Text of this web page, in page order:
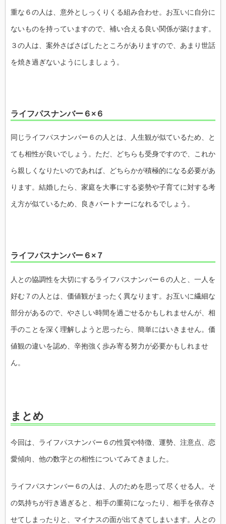
重な６の人は、意外としっくりくる組み合わせ。お互いに自分に
ないものを持っていますので、補い合える良い関係が築けます。
３の人は、案外さばさばしたところがありますので、あまり世話
を焼き過ぎないようにしましょう。
ライフパスナンバー６×６
同じライフパスナンバー６の人とは、人生観が似ているため、と
ても相性が良いでしょう。ただ、どちらも受身ですので、これか
ら親しくなりたいのであれば、どちらかが積極的になる必要があ
ります。結婚したら、家庭を大事にする姿勢や子育てに対する考
え方が似ているため、良きパートナーになれるでしょう。
ライフパスナンバー６×７
人との協調性を大切にするライフパスナンバー６の人と、一人を
好む７の人とは、価値観がまったく異なります。お互いに繊細な
部分があるので、やさしい時間を過ごせるかもしれませんが、相
手のことを深く理解しようと思ったら、簡単にはいきません。価
値観の違いを認め、辛抱強く歩み寄る努力が必要かもしれませ
ん。
まとめ
今回は、ライフパスナンバー６の性質や特徴、運勢、注意点、恋
愛傾向、他の数字との相性についてみてきました。
ライフパスナンバー６の人は、人のためを思って尽くせる人。そ
の気持ちが行き過ぎると、相手の重荷になったり、相手を依存さ
せてしまったりと、マイナスの面が出てきてしまいます。人との